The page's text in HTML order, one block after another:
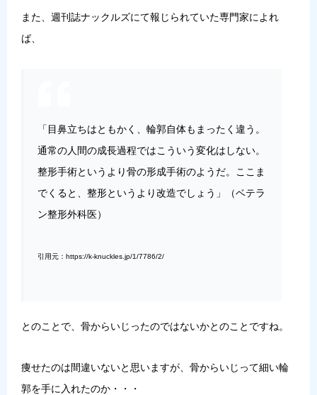
また、週刊誌ナックルズにて報じられていた専門家によれ
ば、
「目鼻立ちはともかく、輪郭自体もまったく違う。
通常の人間の成長過程ではこういう変化はしない。
整形手術というより骨の形成手術のようだ。ここま
でくると、整形というより改造でしょう」（ベテラ
ン整形外科医）
引用元：https://k-knuckles.jp/1/7786/2/
とのことで、骨からいじったのではないかとのことですね。
痩せたのは間違いないと思いますが、骨からいじって細い輪
郭を手に入れたのか・・・